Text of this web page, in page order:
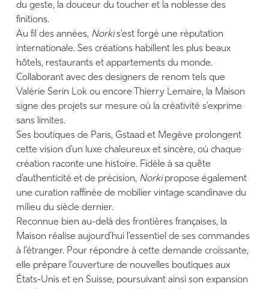
du geste, la douceur du toucher et la noblesse des
finitions.
Au fil des années, Norkis’est forgé une réputation
internationale. Ses créations habillent les plus beaux
hôtels, restaurants et appartements du monde.
Collaborant avec des designers de renom tels que
Valérie Serin Lok ou encore Thierry Lemaire, la Maison
signe des projets sur mesure où la créativité s’exprime
sans limites.
Ses boutiques de Paris, Gstaad et Megève prolongent
cette vision d’un luxe chaleureux et sincère, où chaque
création raconte une histoire. Fidèle à sa quête
d’authenticité et de précision, Norkipropose également
une curation raffinée de mobilier vintage scandinave du
milieu du siècle dernier.
Reconnue bien au-delà des frontières françaises, la
Maison réalise aujourd’hui l’essentiel de ses commandes
à l’étranger. Pour répondre à cette demande croissante,
elle prépare l’ouverture de nouvelles boutiques aux
États-Unis et en Suisse, poursuivant ainsi son expansion